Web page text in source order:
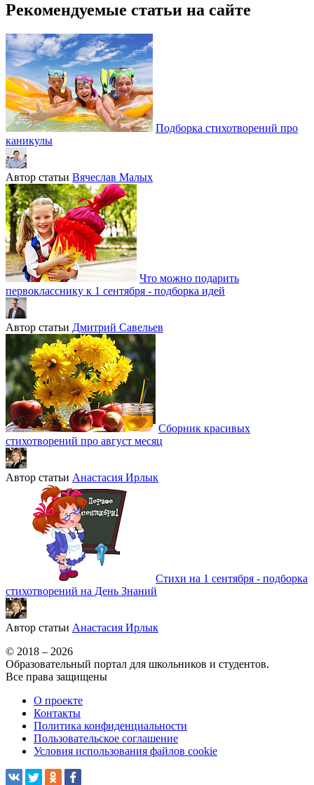
Рекомендуемые статьи на сайте
Подборка стихотворений про
каникулы
Автор статьи Вячеслав Малых
Что можно подарить
первокласснику к 1 сентября - подборка идей
Автор статьи Дмитрий Савельев
Сборник красивых
стихотворений про август месяц
Автор статьи Анастасия Ирлык
Стихи на 1 сентября - подборка
стихотворений на День Знаний
Автор статьи Анастасия Ирлык
© 2018 – 2026
Образовательный портал для школьников и студентов.
Все права защищены
О проекте
Контакты
Политика конфиденциальности
Пользовательское соглашение
Условия использования файлов cookie